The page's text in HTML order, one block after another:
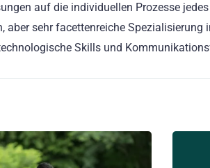
auf die individuellen Prozesse
sehr facettenreiche Spezialisierung
Skills und